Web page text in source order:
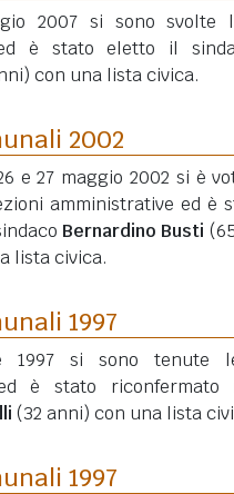
2007 si sono svolte
è stato eletto il
con una lista civica.
2002
e 27 maggio 2002 si è
amministrative ed è
Bernardino Busti
lista civica.
1997
1997 si sono tenute
è stato riconfermato
(32 anni) con una lista
1997